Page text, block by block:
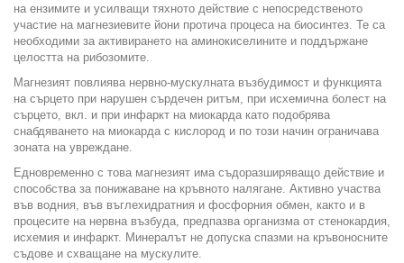
на ензимите и усилващи тяхното действие с непосредственото
участие на магнезиевите йони протича процеса на биосинтез. Те са
необходими за активирането на аминокиселините и поддържане
целостта на рибозомите.
Магнезият повлиява нервно-мускулната възбудимост и функцията
на сърцето при нарушен сърдечен ритъм, при исхемична болест на
сърцето, вкл. и при инфаркт на миокарда като подобрява
снабдяването на миокарда с кислород и по този начин ограничава
зоната на увреждане.
Едновременно с това магнезият има съдоразширяващо действие и
способства за понижаване на кръвното налягане. Активно участва
във водния, във въглехидратния и фосфорния обмен, както и в
процесите на нервна възбуда, предпазва организма от стенокардия,
исхемия и инфаркт. Минералът не допуска спазми на кръвоносните
съдове и схващане на мускулите.